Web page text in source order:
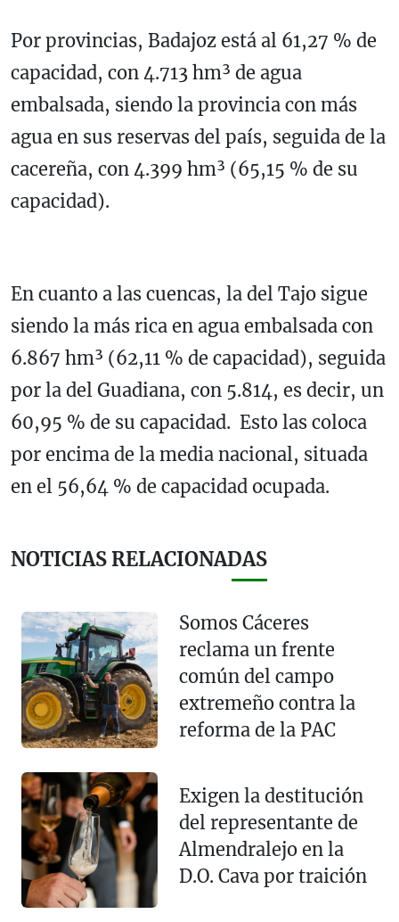
Por provincias, Badajoz está al 61,27 % de
capacidad, con 4.713 hm³ de agua
embalsada, siendo la provincia con más
agua en sus reservas del país, seguida de la
cacereña, con 4.399 hm³ (65,15 % de su
capacidad).
En cuanto a las cuencas, la del Tajo sigue
siendo la más rica en agua embalsada con
6.867 hm³ (62,11 % de capacidad), seguida
por la del Guadiana, con 5.814, es decir, un
60,95 % de su capacidad. Esto las coloca
por encima de la media nacional, situada
en el 56,64 % de capacidad ocupada.
NOTICIAS RELACIONADAS
Somos Cáceres
reclama un frente
común del campo
extremeño contra la
reforma de la PAC
Exigen la destitución
del representante de
Almendralejo en la
D.O. Cava por traición